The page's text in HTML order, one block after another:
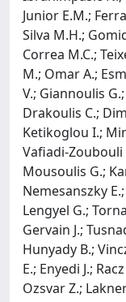
Junior E.M.;
Silva M.H.;
Correa M.C.;
M.; Omar A.;
V.; Giannoulis
Drakoulis C.;
Ketikoglou I.;
Vafiadi-Zoubouli
Mousoulis G.;
Nemesanszky
Lengyel G.;
Gervain J.;
Hunyady B.;
E.; Enyedi J.;
Ozsvar Z.;